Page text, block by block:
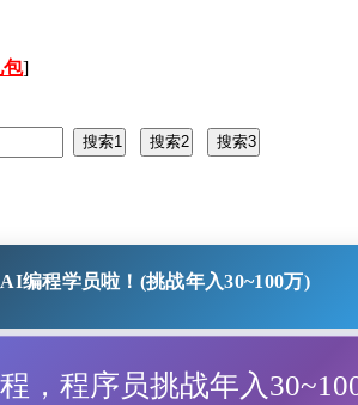
包]
编程学员啦！(挑战年入30~100万)
，程序员挑战年入